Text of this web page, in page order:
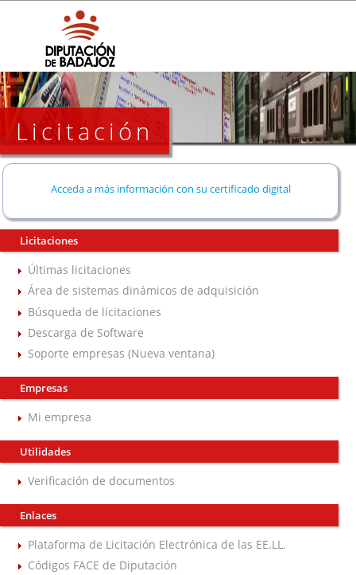
Licitación
Acceda a más información con su certificado digital
Licitaciones
Últimas licitaciones
Área de sistemas dinámicos de adquisición
Búsqueda de licitaciones
Descarga de Software
Soporte empresas (Nueva ventana)
Empresas
Mi empresa
Utilidades
Verificación de documentos
Enlaces
Plataforma de Licitación Electrónica de las EE.LL.
Códigos FACE de Diputación